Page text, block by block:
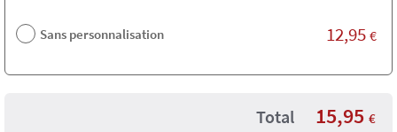
Sans personnalisation 12,95 €
Total 15,95 €